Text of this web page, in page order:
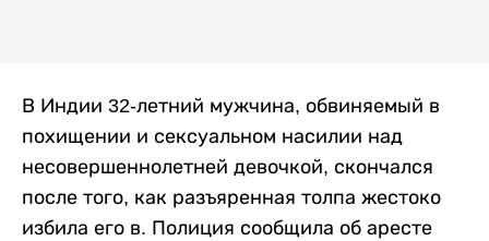
В Индии 32-летний мужчина, обвиняемый в
похищении и сексуальном насилии над
несовершеннолетней девочкой, скончался
после того, как разъяренная толпа жестоко
избила его в. Полиция сообщила об аресте